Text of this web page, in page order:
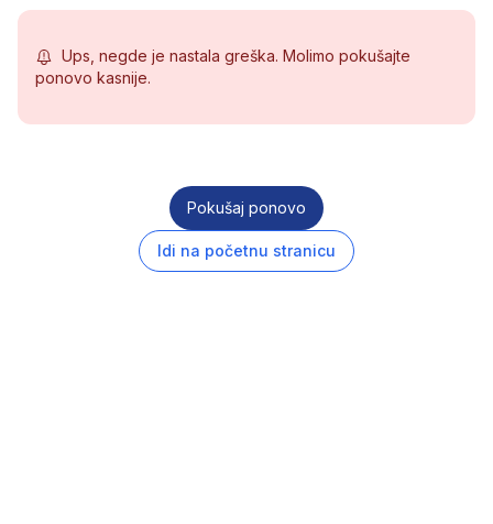
Ups, negde je nastala greška. Molimo pokušajte
ponovo kasnije.
Pokušaj ponovo
Idi na početnu stranicu